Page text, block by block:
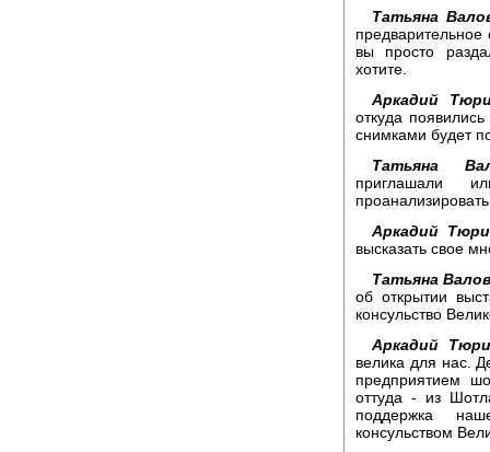
Татьяна
вы просто
хотите.
Аркадий
откуда
снимками будет
Татьяна
приглашали
Аркадий
высказать свое
Татьяна
об открытии
консульство
Аркадий
велика для нас.
предприятием
оттуда - из
поддержка
консульством